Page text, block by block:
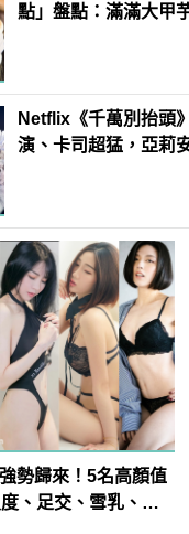
點」盤點：滿滿大甲
Netflix《千萬別抬頭
演、卡司超猛，亞莉
勢歸來！5名高顏值
、足交、雪乳、粉
自教你人與人的連